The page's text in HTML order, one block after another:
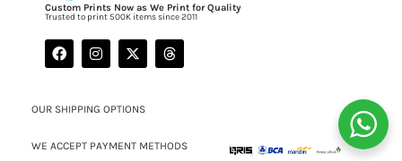
Custom Prints Now as We Print for Quality
Trusted to print 500K items since 2011
OUR SHIPPING OPTIONS
WE ACCEPT PAYMENT METHODS